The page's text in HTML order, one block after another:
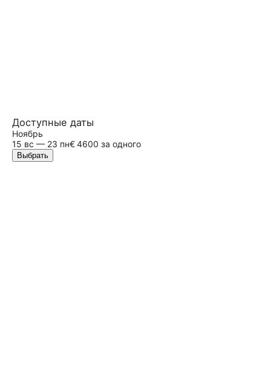
Доступные даты
Ноябрь
15 вс — 23 пн€ 4600 за одного
Выбрать